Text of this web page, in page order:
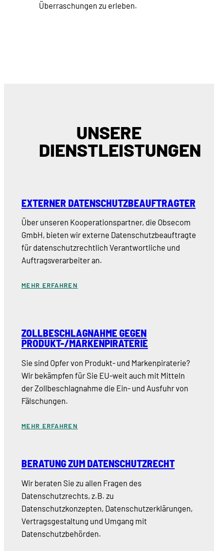
Überraschungen zu erleben.
UNSERE
DIENSTLEISTUNGEN
EXTERNER DATENSCHUTZBEAUFTRAGTER
Über unseren Kooperationspartner, die Obsecom
GmbH, bieten wir externe Datenschutzbeauftragte
für datenschutzrechtlich Verantwortliche und
Auftragsverarbeiter an.
MEHR ERFAHREN
ZOLLBESCHLAGNAHME GEGEN
PRODUKT-/MARKENPIRATERIE
Sie sind Opfer von Produkt- und Markenpiraterie?
Wir bekämpfen für Sie EU-weit auch mit Mitteln
der Zollbeschlagnahme die Ein- und Ausfuhr von
Fälschungen.
MEHR ERFAHREN
BERATUNG ZUM DATENSCHUTZRECHT
Wir beraten Sie zu allen Fragen des
Datenschutzrechts, z.B. zu
Datenschutzkonzepten, Datenschutzerklärungen,
Vertragsgestaltung und Umgang mit
Datenschutzbehörden.